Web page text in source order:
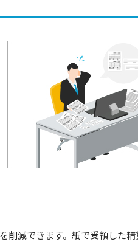
削減できます。紙で受領した